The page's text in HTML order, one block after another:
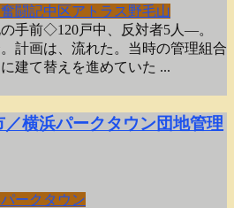
闘記中区アトラス野毛山
手前◇120戸中、反対者5人―。
計画は、流れた。当時の管理組合
建て替えを進めていた ...
横浜パークタウン団地管理
ークタウン